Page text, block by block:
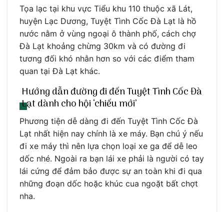
Tọa lạc tại khu vực Tiểu khu 110 thuộc xã Lát,
huyện Lạc Dương, Tuyệt Tình Cốc Đà Lạt là hồ
nước nằm ở vùng ngoại ô thành phố, cách chợ
Đà Lạt khoảng chừng 30km và có đường đi
tương đối khó nhằn hơn so với các điểm tham
quan tại Đà Lạt khác.
Hướng dẫn đường đi đến Tuyệt Tình Cốc Đà
Lạt dành cho hội ‘chiếu mới’
Phương tiện dễ dàng đi đến Tuyệt Tình Cốc Đà
Lạt nhất hiện nay chính là xe máy. Bạn chú ý nếu
đi xe máy thì nên lựa chọn loại xe ga để dễ leo
dốc nhé. Ngoài ra bạn lái xe phải là người có tay
lái cứng để đảm bảo được sự an toàn khi đi qua
những đoạn dốc hoặc khúc cua ngoặt bất chợt
nha.